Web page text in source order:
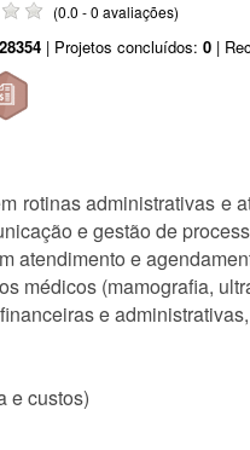
(0.0 - 0 avaliações)
28354 | Projetos concluídos: 0 |
rotinas administrativas e
e gestão de
atendimento e
médicos (mamografia,
e
e custos)